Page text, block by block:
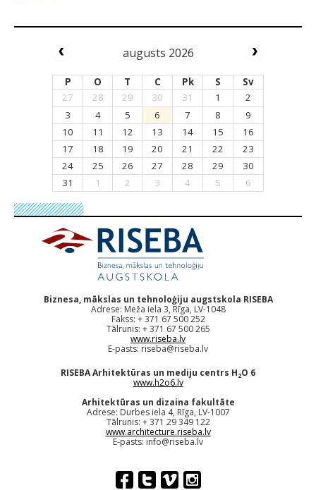
augusts 2026
P O T C Pk S
Sv
27
28 29 30 31 1
2
3
4 5 6 7 8
9
10
11 12 13 14 15
16
17
18 19 20 21 22
23
24
25 26 27 28 29
30
31
1 2 3 4 5 6
Biznesa, mākslas un tehnoloģiju augstskola RISEBA
Adrese: Meža iela 3, Rīga, LV-1048
Fakss: + 371 67 500 252
Tālrunis: + 371 67 500 265
www.riseba.lv
E-pasts: riseba@riseba.lv
RISEBA Arhitektūras un mediju centrs H2O 6
www.h2o6.lv
Arhitektūras un dizaina fakultāte
Adrese: Durbes iela 4, Rīga, LV-1007
Tālrunis: + 371 29 349 122
www.architecture.riseba.lv
E-pasts: info@riseba.lv